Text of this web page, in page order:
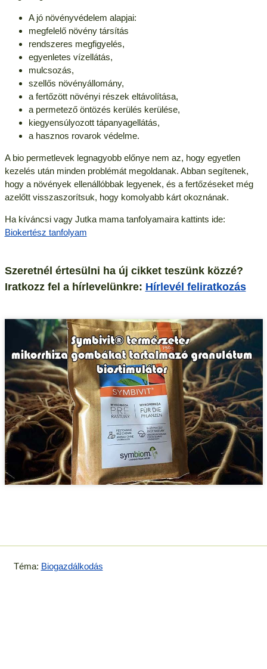
A jó növényvédelem alapjai:
megfelelő növény társítás
rendszeres megfigyelés,
egyenletes vízellátás,
mulcsozás,
szellős növényállomány,
a fertőzött növényi részek eltávolítása,
a permetező öntözés kerülés kerülése,
kiegyensúlyozott tápanyagellátás,
a hasznos rovarok védelme.
A bio permetlevek legnagyobb előnye nem az, hogy egyetlen
kezelés után minden problémát megoldanak. Abban segítenek,
hogy a növények ellenállóbbak legyenek, és a fertőzéseket még
azelőtt visszaszorítsuk, hogy komolyabb kárt okoznának.
Ha kíváncsi vagy Jutka mama tanfolyamaira kattints ide:
Biokertész tanfolyam
Szeretnél értesülni ha új cikket teszünk közzé?
Iratkozz fel a hírlevelünkre: Hírlevél feliratkozás
Téma: Biogazdálkodás